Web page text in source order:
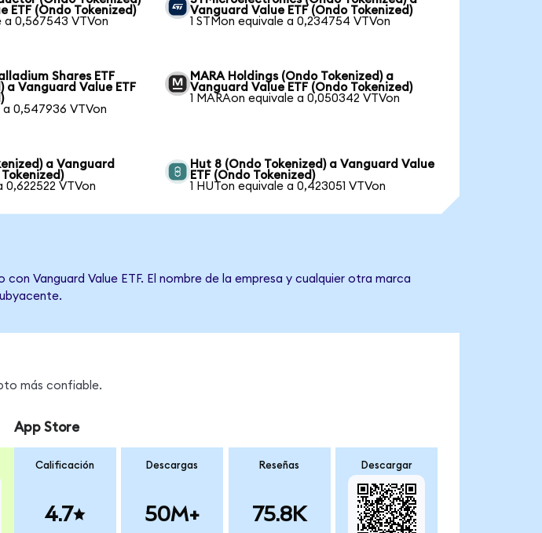
ETF (Ondo Tokenized)
a 0,567543 VTVon
Vanguard Value ETF (Ondo Tokenized)
1 STMon equivale a 0,234754 VTVon
Shares ETF
a Vanguard Value ETF
a 0,547936 VTVon
MARA Holdings (Ondo Tokenized) a
Vanguard Value ETF (Ondo Tokenized)
1 MARAon equivale a 0,050342 VTVon
a Vanguard
0,622522 VTVon
Hut 8 (Ondo Tokenized) a Vanguard Value
ETF (Ondo Tokenized)
1 HUTon equivale a 0,423051 VTVon
Vanguard Value ETF. El nombre de la empresa y cualquier otra marca
más confiable.
App Store
Calificación
4.7
Descargas
50M+
Reseñas
75.8K
Descargar